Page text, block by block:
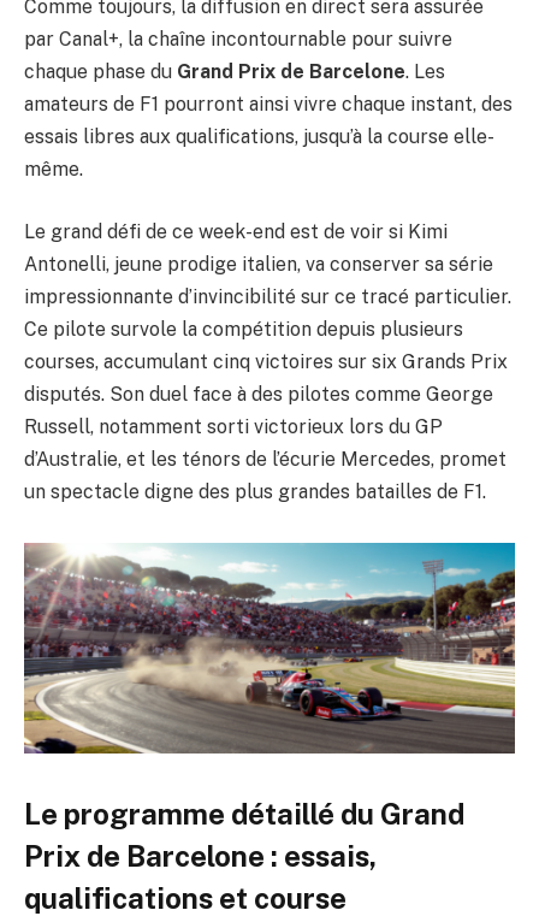
Comme toujours, la diffusion en direct sera assurée
par Canal+, la chaîne incontournable pour suivre
chaque phase du Grand Prix de Barcelone. Les
amateurs de F1 pourront ainsi vivre chaque instant, des
essais libres aux qualifications, jusqu’à la course elle-
même.
Le grand défi de ce week-end est de voir si Kimi
Antonelli, jeune prodige italien, va conserver sa série
impressionnante d’invincibilité sur ce tracé particulier.
Ce pilote survole la compétition depuis plusieurs
courses, accumulant cinq victoires sur six Grands Prix
disputés. Son duel face à des pilotes comme George
Russell, notamment sorti victorieux lors du GP
d’Australie, et les ténors de l’écurie Mercedes, promet
un spectacle digne des plus grandes batailles de F1.
Le programme détaillé du Grand
Prix de Barcelone : essais,
qualifications et course